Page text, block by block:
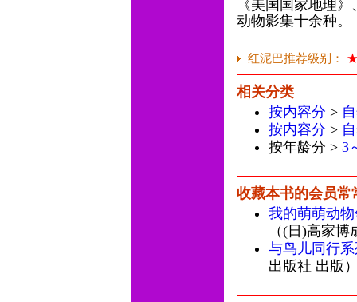
《美国国家地理
动物影集十余种。
红泥巴推荐级别：
相关分类
按内容分 >
按内容分 >
按年龄分 > 3
收藏本书的会员常
我的萌萌动
（(日)高家
与鸟儿同行
出版社 出版